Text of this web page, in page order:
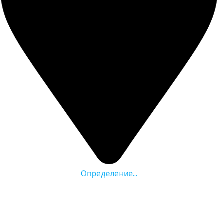
Определение...